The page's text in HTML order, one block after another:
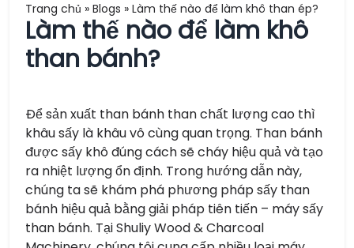
Trang chủ » Blogs » Làm thế nào để làm khô than ép?
Làm thế nào để làm khô
than bánh?
Để sản xuất than bánh than chất lượng cao thì
khâu sấy là khâu vô cùng quan trọng. Than bánh
được sấy khô đúng cách sẽ cháy hiệu quả và tạo
ra nhiệt lượng ổn định. Trong hướng dẫn này,
chúng ta sẽ khám phá phương pháp sấy than
bánh hiệu quả bằng giải pháp tiên tiến – máy sấy
than bánh. Tại Shuliy Wood & Charcoal